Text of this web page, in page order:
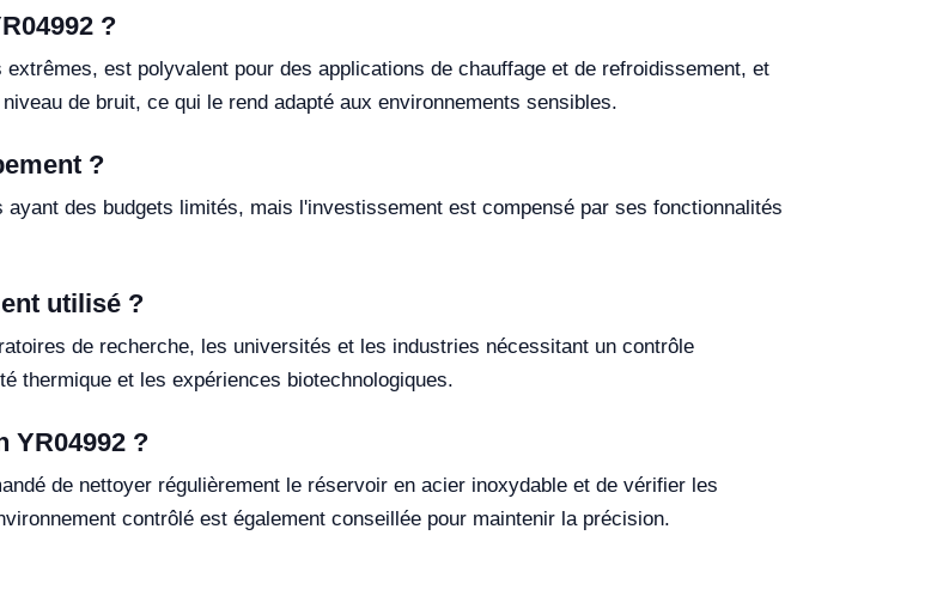
?
est polyvalent pour des applications de chauffage et de refroidissement, et
de bruit, ce qui le rend adapté aux environnements sensibles.
?
des budgets limités, mais l'investissement est compensé par ses fonctionnalités
utilisé ?
de recherche, les universités et les industries nécessitant un contrôle
thermique et les expériences biotechnologiques.
YR04992 ?
de nettoyer régulièrement le réservoir en acier inoxydable et de vérifier les
contrôlé est également conseillée pour maintenir la précision.